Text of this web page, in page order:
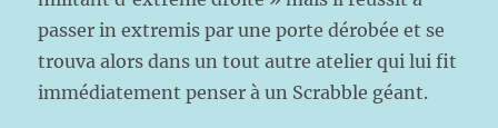
passer in extremis par une porte dérobée et se
trouva alors dans un tout autre atelier qui lui fit
immédiatement penser à un Scrabble géant.